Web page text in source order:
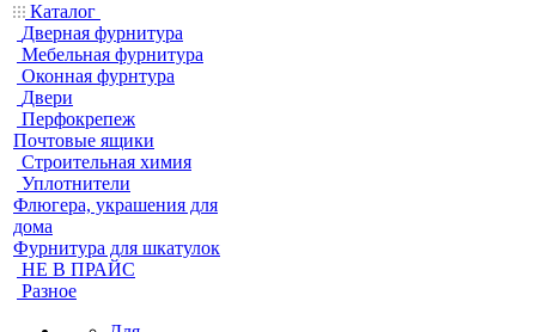
Каталог
Дверная фурнитура
Мебельная фурнитура
Оконная фурнтура
Двери
Перфокрепеж
Почтовые ящики
Строительная химия
Уплотнители
Флюгера, украшения для
дома
Фурнитура для шкатулок
НЕ В ПРАЙС
Разное